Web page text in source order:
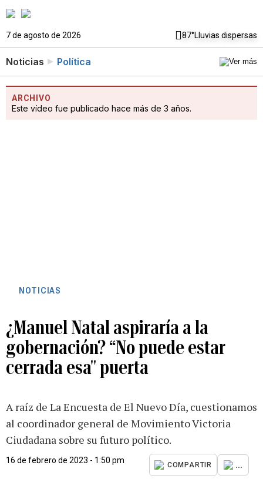
7 de agosto de 2026 87°Lluvias dispersas
Noticias Política
ARCHIVO
Este vídeo fue publicado hace más de 3 años.
NOTICIAS
¿Manuel Natal aspiraría a la
gobernación? “No puede estar
cerrada esa" puerta
A raíz de La Encuesta de El Nuevo Día, cuestionamos
al coordinador general de Movimiento Victoria
Ciudadana sobre su futuro político.
16 de febrero de 2023 - 1:50 pm
COMPARTIR ...